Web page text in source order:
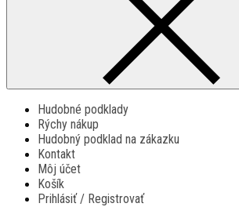
Hudobné podklady
Rýchy nákup
Hudobný podklad na zákazku
Kontakt
Môj účet
Košík
Prihlásiť / Registrovať